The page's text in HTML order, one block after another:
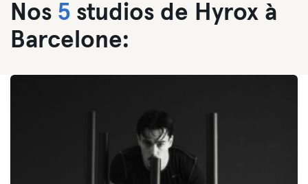
Nos 5 studios de Hyrox à
Barcelone: